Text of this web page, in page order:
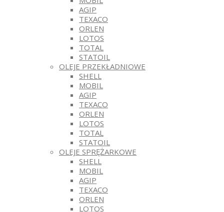
AGIP
TEXACO
ORLEN
LOTOS
TOTAL
STATOIL
OLEJE PRZEKŁADNIOWE
SHELL
MOBIL
AGIP
TEXACO
ORLEN
LOTOS
TOTAL
STATOIL
OLEJE SPRĘŻARKOWE
SHELL
MOBIL
AGIP
TEXACO
ORLEN
LOTOS